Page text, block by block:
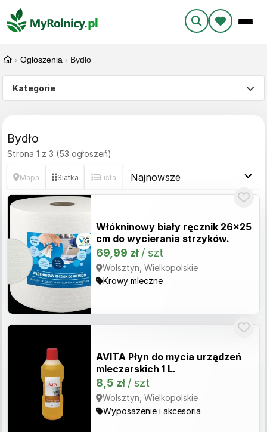
› Ogłoszenia › Bydło
Kategorie
Bydło
Strona 1 z 3 (53 ogłoszeń)
Mapa Siatka Lista
Włókninowy biały ręcznik 26x25
cm do wycierania strzyków.
69,99 zł / szt
Wolsztyn, Wielkopolskie
Krowy mleczne
AVITA Płyn do mycia urządzeń
mleczarskich 1 L.
8,5 zł / szt
Wolsztyn, Wielkopolskie
Wyposażenie i akcesoria